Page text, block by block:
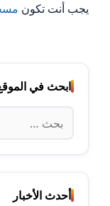
يجب أنت تكون
ابحث في
البحث
عن:
أحدث الأخبار